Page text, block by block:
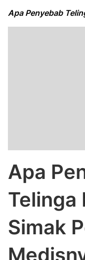
Apa Penyebab
Apa
Telinga
Simak